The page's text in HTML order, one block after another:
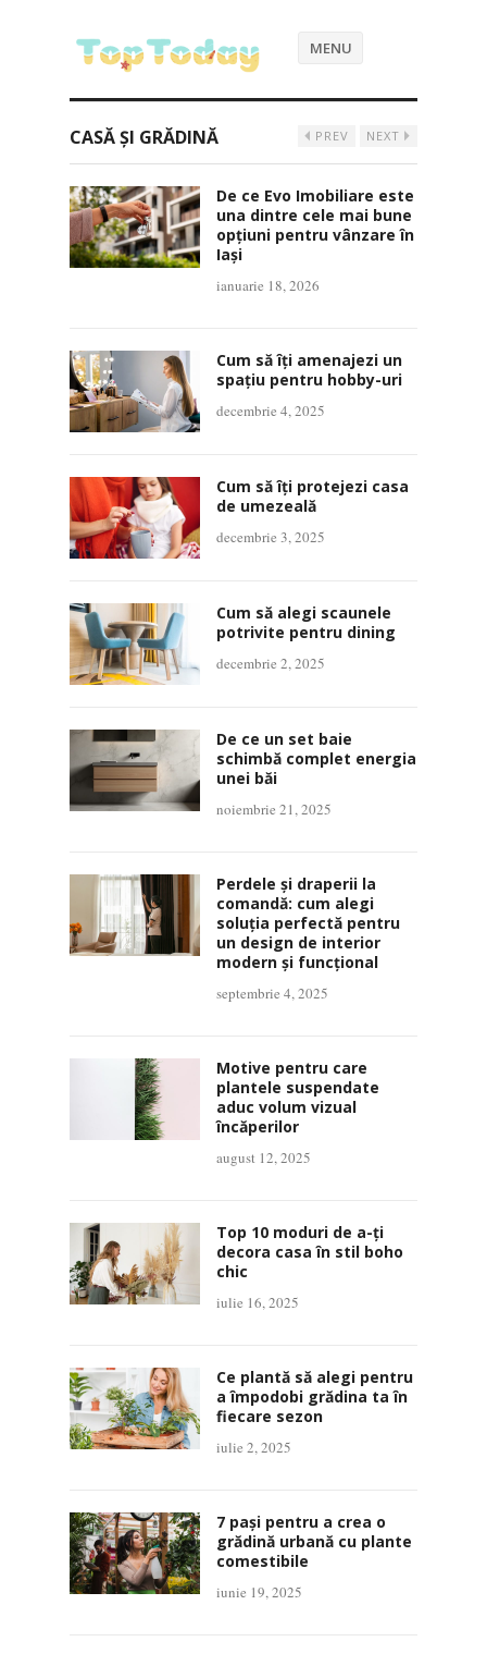
MENU
CASĂ ȘI GRĂDINĂ PREV NEXT
De ce Evo Imobiliare este
una dintre cele mai bune
opțiuni pentru vânzare în
Iași
ianuarie 18, 2026
Cum să îți amenajezi un
spațiu pentru hobby-uri
decembrie 4, 2025
Cum să îți protejezi casa
de umezeală
decembrie 3, 2025
Cum să alegi scaunele
potrivite pentru dining
decembrie 2, 2025
De ce un set baie
schimbă complet energia
unei băi
noiembrie 21, 2025
Perdele și draperii la
comandă: cum alegi
soluția perfectă pentru
un design de interior
modern și funcțional
septembrie 4, 2025
Motive pentru care
plantele suspendate
aduc volum vizual
încăperilor
august 12, 2025
Top 10 moduri de a-ți
decora casa în stil boho
chic
iulie 16, 2025
Ce plantă să alegi pentru
a împodobi grădina ta în
fiecare sezon
iulie 2, 2025
7 pași pentru a crea o
grădină urbană cu plante
comestibile
iunie 19, 2025